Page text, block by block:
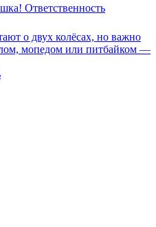
Ответственность
о двух колёсах, но важно
мопедом или питбайком —